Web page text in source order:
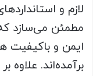
لازم و
مطمئن می‌سازد
ایمن و باکیفیت
برآمده‌اند. علاوه